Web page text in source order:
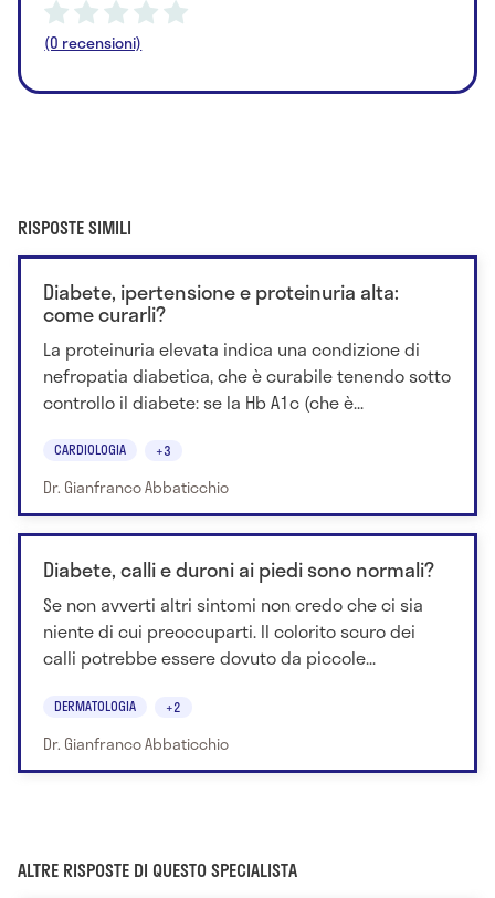
(0 recensioni)
RISPOSTE SIMILI
Diabete, ipertensione e proteinuria alta:
come curarli?
La proteinuria elevata indica una condizione di
nefropatia diabetica, che è curabile tenendo sotto
controllo il diabete: se la Hb A1c (che è...
CARDIOLOGIA +3
Dr. Gianfranco Abbaticchio
Diabete, calli e duroni ai piedi sono normali?
Se non avverti altri sintomi non credo che ci sia
niente di cui preoccuparti. Il colorito scuro dei
calli potrebbe essere dovuto da piccole...
DERMATOLOGIA +2
Dr. Gianfranco Abbaticchio
ALTRE RISPOSTE DI QUESTO SPECIALISTA